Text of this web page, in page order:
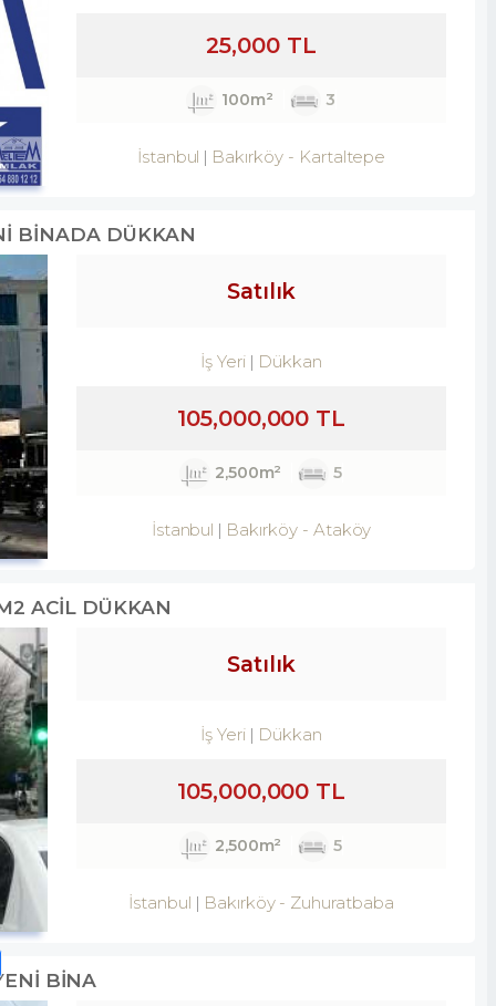
25,000 TL
100m² 3
İstanbul Bakırköy- Kartaltepe
BİNADA DÜKKAN
Satılık
İş Yeri Dükkan
105,000,000 TL
2,500m² 5
İstanbul Bakırköy- Ataköy
ACİL DÜKKAN
Satılık
İş Yeri Dükkan
105,000,000 TL
2,500m² 5
İstanbul Bakırköy- Zuhuratbaba
BİNA